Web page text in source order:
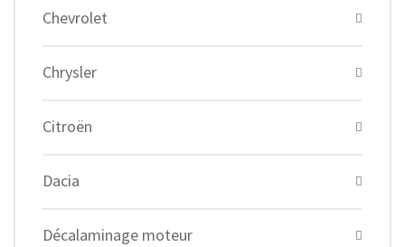
Chevrolet
Chrysler
Citroën
Dacia
Décalaminage moteur